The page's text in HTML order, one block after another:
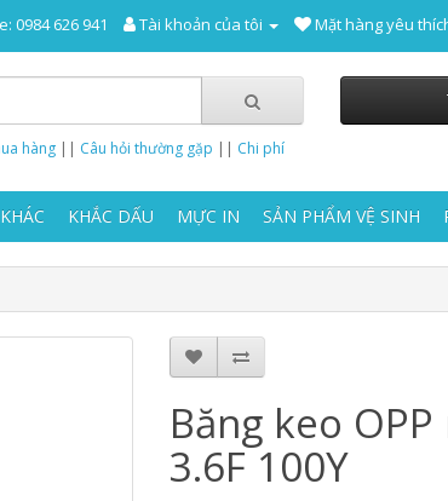
0984 626 941 Tài khoản của tôi Mặt hàng yêu
hàng || Câu hỏi thường gặp || Chi phí
KHẮC DẤU MỰC IN SẢN PHẨM VỆ SINH
Băng keo
3.6F 100Y